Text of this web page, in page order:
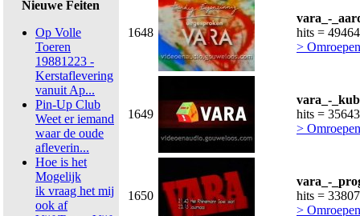
Nieuwe Feiten
Op Volle
Toeren
19881223 -
Kerstaflevering
vanuit Ap...
Pin-Up Club
Weet er iemand
waar de oude
afleverin...
Hoe is het
Mogelijk
ik vraag het mij
ook af
1648
vara_-
hits = 49464
>
1649
vara_-
hits = 35643
>
1650
vara_-
hits = 33807
>